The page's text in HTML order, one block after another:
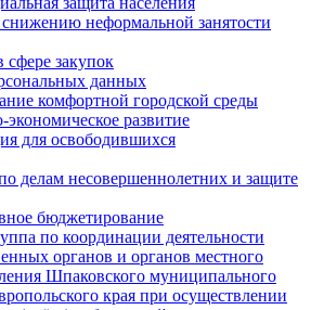
неформальной занятости
сфере закупок
данных
комфортной городской среды
развитие
для освободившихся
делам несовершеннолетних и защите
бюджетирование
по координации деятельности
органов и органов местного
Шпаковского муниципального
края при осуществлении